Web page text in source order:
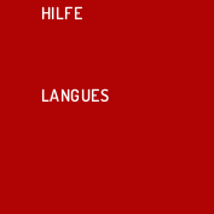
HILFE
LANGUES